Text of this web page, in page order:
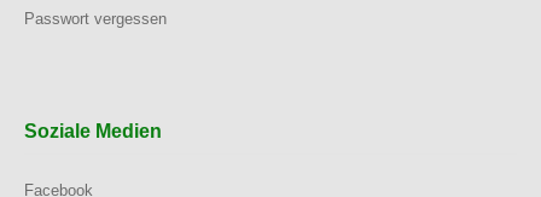
Passwort vergessen
Soziale Medien
Facebook